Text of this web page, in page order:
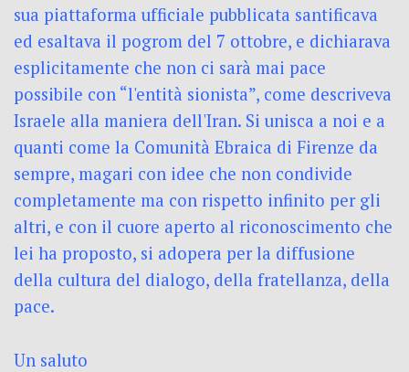
sua piattaforma ufficiale pubblicata santificava
ed esaltava il pogrom del 7 ottobre, e dichiarava
esplicitamente che non ci sarà mai pace
possibile con “l'entità sionista”, come descriveva
Israele alla maniera dell'Iran. Si unisca a noi e a
quanti come la Comunità Ebraica di Firenze da
sempre, magari con idee che non condivide
completamente ma con rispetto infinito per gli
altri, e con il cuore aperto al riconoscimento che
lei ha proposto, si adopera per la diffusione
della cultura del dialogo, della fratellanza, della
pace.
Un saluto